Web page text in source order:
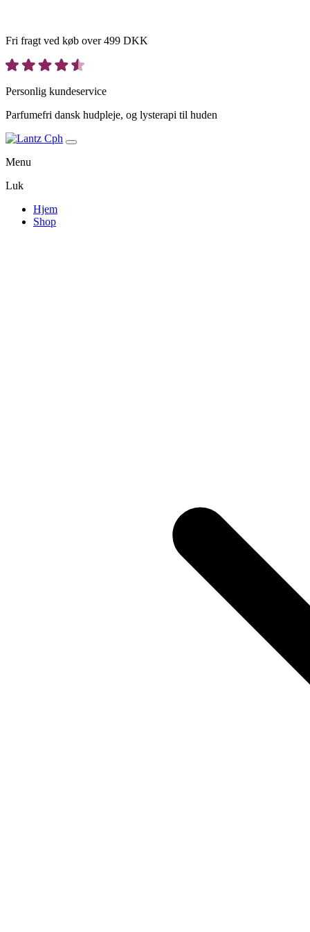
Fri fragt ved køb over 499 DKK
Personlig kundeservice
Parfumefri dansk hudpleje, og lysterapi til huden
Menu
Luk
Hjem
Shop